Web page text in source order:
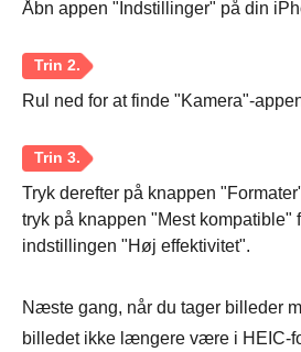
Åbn appen "Indstillinger" på din
Rul ned for at finde "Kamera"-
Tryk derefter på knappen
tryk på knappen "Mest kompatible"
indstillingen "Høj effektivitet".
Næste gang, når du tager billeder
billedet ikke længere være i HEIC-